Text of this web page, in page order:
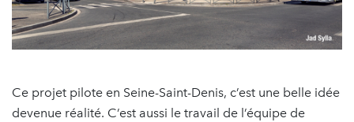
Ce projet pilote en Seine-Saint-Denis, c’est une belle idée
devenue réalité. C’est aussi le travail de l’équipe de